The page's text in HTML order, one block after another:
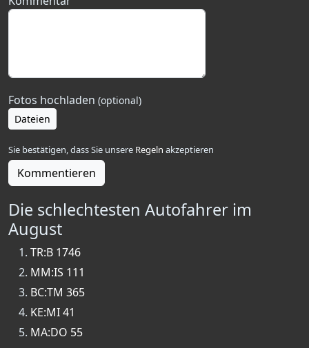
Fotos hochladen (optional)
Dateien
Sie bestätigen, dass Sie unsere Regeln akzeptieren
Kommentieren
Die schlechtesten Autofahrer im
August
TR:B 1746
MM:IS 111
BC:TM 365
KE:MI 41
MA:DO 55